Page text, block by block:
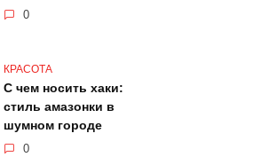
0
КРАСОТА
С чем носить хаки:
стиль амазонки в
шумном городе
0